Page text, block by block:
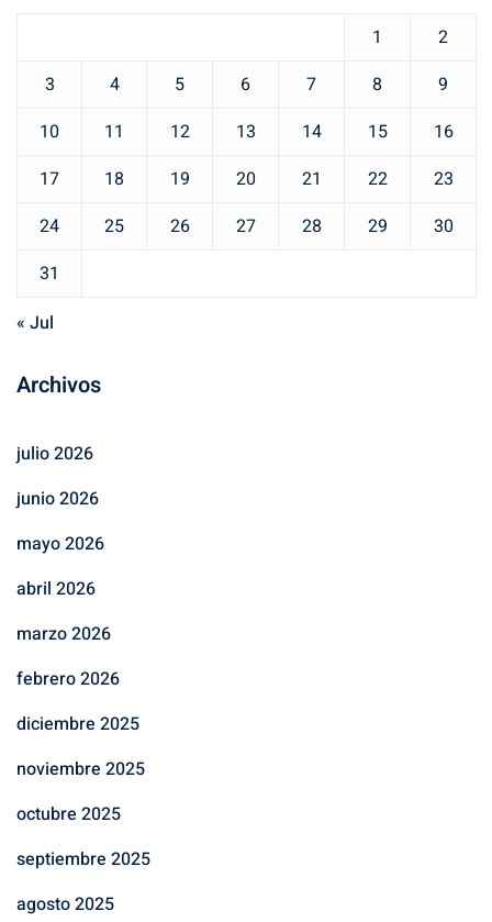
1
2
3
4 5 6 7 8
9
10
11 12 13 14 15
16
17
18 19 20 21 22
23
24
25 26 27 28 29
30
31
« Jul
Archivos
julio 2026
junio 2026
mayo 2026
abril 2026
marzo 2026
febrero 2026
diciembre 2025
noviembre 2025
octubre 2025
septiembre 2025
agosto 2025